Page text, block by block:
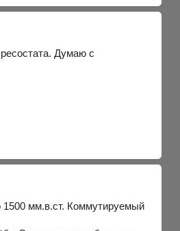
Думаю с
1500 мм.в.ст. Коммутируемый